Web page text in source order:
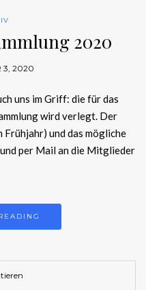
2020
3, 2020
uns im Griff: die für das
wird verlegt. Der
Frühjahr) und das mögliche
per Mail an die Mitglieder